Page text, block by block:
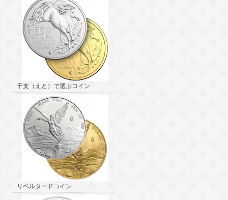
干支（えと）で選ぶコイン
リベルタードコイン